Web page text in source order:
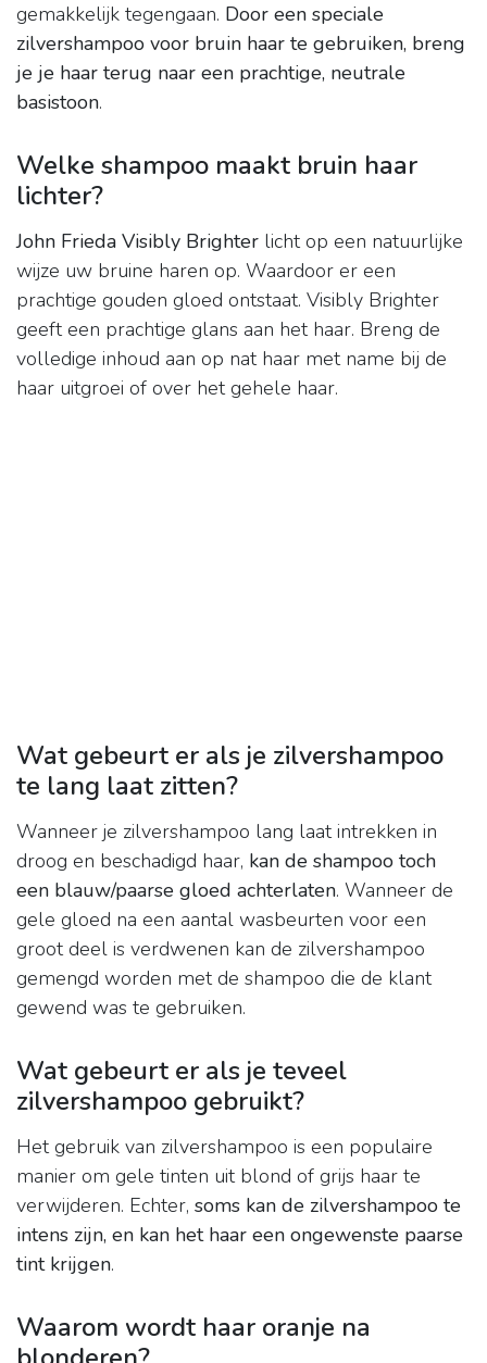
gemakkelijk tegengaan. Door een speciale
zilvershampoo voor bruin haar te gebruiken, breng
je je haar terug naar een prachtige, neutrale
basistoon.
Welke shampoo maakt bruin haar
lichter?
John Frieda Visibly Brighter licht op een natuurlijke
wijze uw bruine haren op. Waardoor er een
prachtige gouden gloed ontstaat. Visibly Brighter
geeft een prachtige glans aan het haar. Breng de
volledige inhoud aan op nat haar met name bij de
haar uitgroei of over het gehele haar.
Wat gebeurt er als je zilvershampoo
te lang laat zitten?
Wanneer je zilvershampoo lang laat intrekken in
droog en beschadigd haar, kan de shampoo toch
een blauw/paarse gloed achterlaten. Wanneer de
gele gloed na een aantal wasbeurten voor een
groot deel is verdwenen kan de zilvershampoo
gemengd worden met de shampoo die de klant
gewend was te gebruiken.
Wat gebeurt er als je teveel
zilvershampoo gebruikt?
Het gebruik van zilvershampoo is een populaire
manier om gele tinten uit blond of grijs haar te
verwijderen. Echter, soms kan de zilvershampoo te
intens zijn, en kan het haar een ongewenste paarse
tint krijgen.
Waarom wordt haar oranje na